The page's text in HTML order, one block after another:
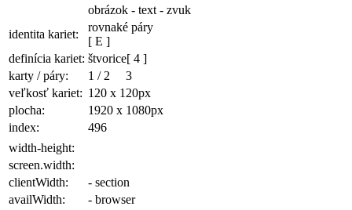
obrázok - text - zvuk
identita kariet:
rovnaké páry
[ E ]
definícia kariet: štvorice[ 4 ]
karty / páry:
1 / 2
3
veľkosť kariet: 120 x 120px
plocha: 1920 x 1080px
index:
496
width-height:
screen.width:
clientWidth:
- section
availWidth:
- browser